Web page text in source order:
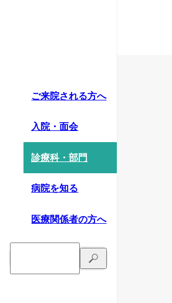
ご来院される方へ
入院・面会
診療科・部門
病院を知る
医療関係者の方へ